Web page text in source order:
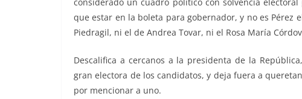
que estar en la boleta para gobernador, y no es
Piedragil, ni el de Andrea Tovar, ni el Rosa María
Descalifica a cercanos a la presidenta de la
gran electora de los candidatos, y deja fuera a
por mencionar a uno.